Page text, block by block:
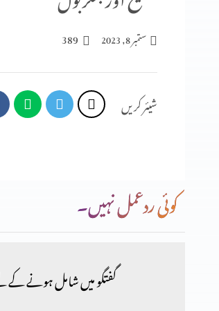
ستمبر 8, 2023 389
شیئر کریں
کوئی ردعمل نہیں۔
گفتگو میں شامل ہونے